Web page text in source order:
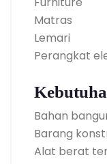
Matras
Lemari
Perangkat
Bahan
Barang
Alat berat